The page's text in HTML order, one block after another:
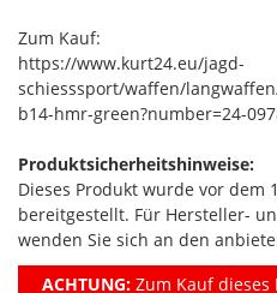
Zum Kauf:
https://www.kurt24.eu/jagd-
schiesssport/waffen/
b14-hmr-green?number=24-
Produktsicherheitshinweise:
Dieses Produkt wurde vor dem
bereitgestellt. Für Hersteller-
wenden Sie sich an den
ACHTUNG:Zum Kauf dieses